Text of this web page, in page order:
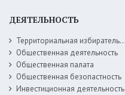
ДЕЯТЕЛЬНОСТЬ
Территориальная избирательная комиссия
Общественная деятельность
Общественная палата
Общественная безопастность
Инвестиционная деятельность